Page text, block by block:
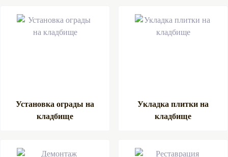
Установка ограды на
кладбище
Укладка плитки на
кладбище